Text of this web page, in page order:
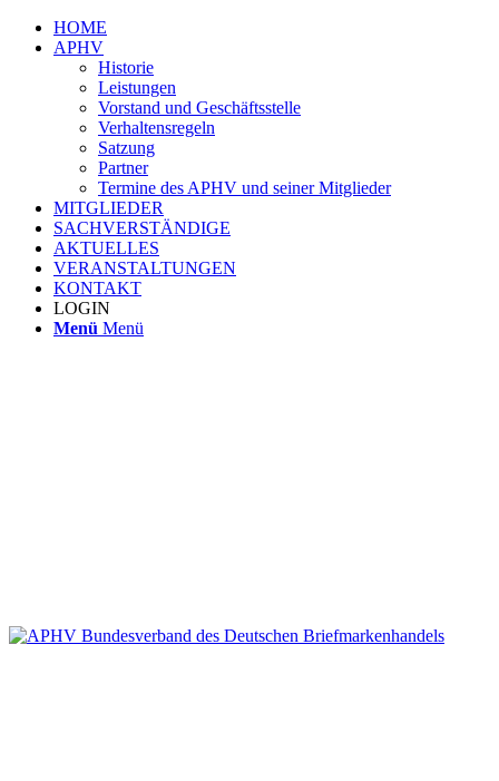
HOME
APHV
Historie
Leistungen
Vorstand und Geschäftsstelle
Verhaltensregeln
Satzung
Partner
Termine des APHV und seiner Mitglieder
MITGLIEDER
SACHVERSTÄNDIGE
AKTUELLES
VERANSTALTUNGEN
KONTAKT
LOGIN
Menü Menü